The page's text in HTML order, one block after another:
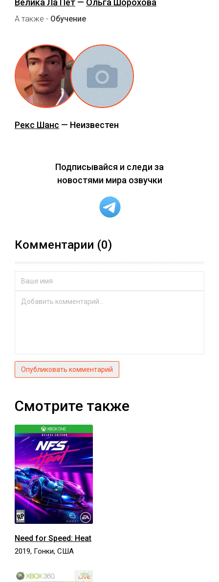
Велика Ла Пет — Ольга Шорохова
А также - Обучение
Рекс Шанс — Неизвестен
Подписывайся и следи за
новостями мира озвучки
Комментарии (0)
Опубликовать комментарий
Смотрите также
Need for Speed: Heat
2019, Гонки, США